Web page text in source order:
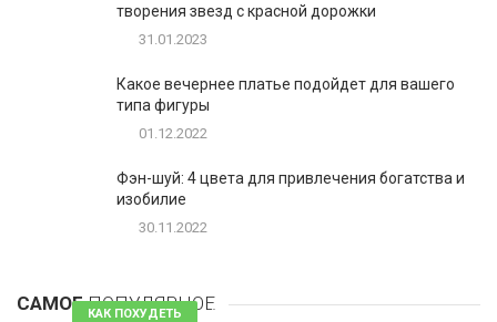
творения звезд с красной дорожки
31.01.2023
Какое вечернее платье подойдет для вашего
типа фигуры
01.12.2022
Фэн-шуй: 4 цвета для привлечения богатства и
изобилие
30.11.2022
САМОЕПОПУЛЯРНОЕ
КАК ПОХУДЕТЬ 81 комментарий